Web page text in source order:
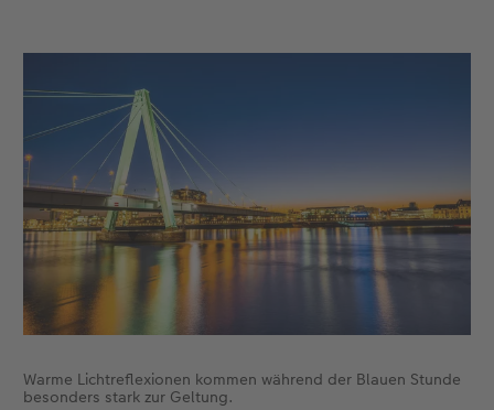
Warme Lichtreflexionen kommen während der Blauen Stunde
besonders stark zur Geltung.